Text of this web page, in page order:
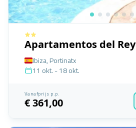
Apartamentos del Rey
Ibiza, Portinatx
11 okt. - 18 okt.
Vanafprijs p.p.
€ 361,00